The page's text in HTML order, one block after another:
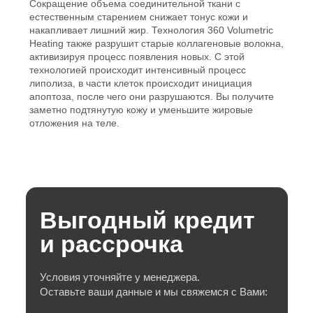
Сокращение объема соединительной ткани с
естественным старением снижает тонус кожи и
накапливает лишний жир. Технология 360 Volumetric
Heating также разрушит старые коллагеновые волокна,
активизируя процесс появления новых. С этой
технологией происходит интенсивный процесс
липолиза, в части клеток происходит инициация
апоптоза, после чего они разрушаются. Вы получите
заметно подтянутую кожу и уменьшите жировые
отложения на теле.
В системе использован революционно новые
принципы лечения жировых отложений и
улучшения контура тела;
Многофункциональность аппарата, который может
воздействовать на любую зону тела максимально
эффективно;
После процедур не потребуется восстановление,
1. Лифтинг-эффект:
2. Моделирование фигуры:
Виды терапий:
Дополнительные функции:
Зона воздействия:
Мобильность:
Мониторинг температуры:
Требования электросети:
Выгодный кредит
и рассрочка
Условия уточняйте у менеджера.
Оставьте ваши данные и мы свяжемся с Вами: